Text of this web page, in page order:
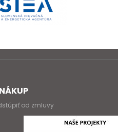
od zmluvy